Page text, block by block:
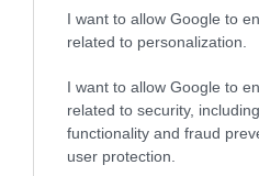
I want to allow Google to
related to personalization.
I want to allow Google to
related to security,
functionality and fraud
user protection.
Ρόδος: Έγραψαν 80χρονη για
κράνος!
08.08.2026 | 16:40
Θρήνος σε όλη την Εύβοια
επιχειρηματία που έφυγε
ΠΕΡΙΣΣΟΤΕΡΑ ΑΠΟ